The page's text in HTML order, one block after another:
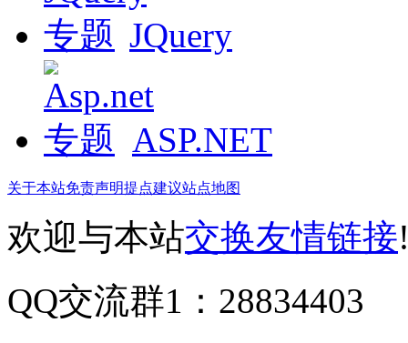
JQuery
ASP.NET
关于本站免责声明提点建议站点地图
欢迎与本站交换友情链接
QQ交流群1：28834403